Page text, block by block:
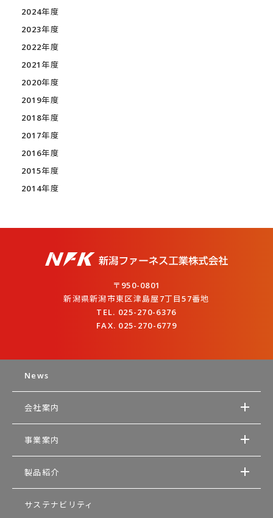
2024年度
2023年度
2022年度
2021年度
2020年度
2019年度
2018年度
2017年度
2016年度
2015年度
2014年度
〒950-0801
新潟県新潟市東区津島屋7丁目57番地
TEL. 025-270-6376
FAX. 025-270-6779
News
会社案内
事業案内
製品紹介
サステナビリティ